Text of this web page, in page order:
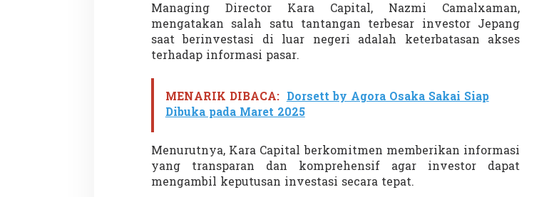
Managing Director Kara Capital, Nazmi Camalxaman,
mengatakan salah satu tantangan terbesar investor Jepang
saat berinvestasi di luar negeri adalah keterbatasan akses
terhadap informasi pasar.
MENARIK DIBACA: Dorsett by Agora Osaka Sakai Siap
Dibuka pada Maret 2025
Menurutnya, Kara Capital berkomitmen memberikan informasi
yang transparan dan komprehensif agar investor dapat
mengambil keputusan investasi secara tepat.
Partisipasi Pemuda dalam
Diadakan di Nanjing
Di GLOBAL, VIDEO | 18 Januari 2024
2024